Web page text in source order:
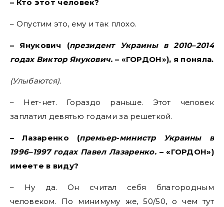
– Кто этот человек?
– Опустим это, ему и так плохо.
– Янукович (президент Украины в 2010–2014
годах Виктор Янукович. – «ГОРДОН»), я поняла.
(Улыбаются).
– Нет-нет. Гораздо раньше. Этот человек
заплатил девятью годами за решеткой.
– Лазаренко (премьер-министр Украины в
1996–1997 годах Павел Лазаренко. – «ГОРДОН»)
имеете в виду?
– Ну да. Он считал себя благородным
человеком. По минимуму же, 50/50, о чем тут